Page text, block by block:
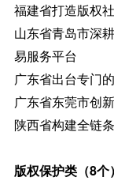
福建省打造版权
山东省青岛市深
易服务平台
广东省出台专门
广东省东莞市创
陕西省构建全链
版权保护类（8个